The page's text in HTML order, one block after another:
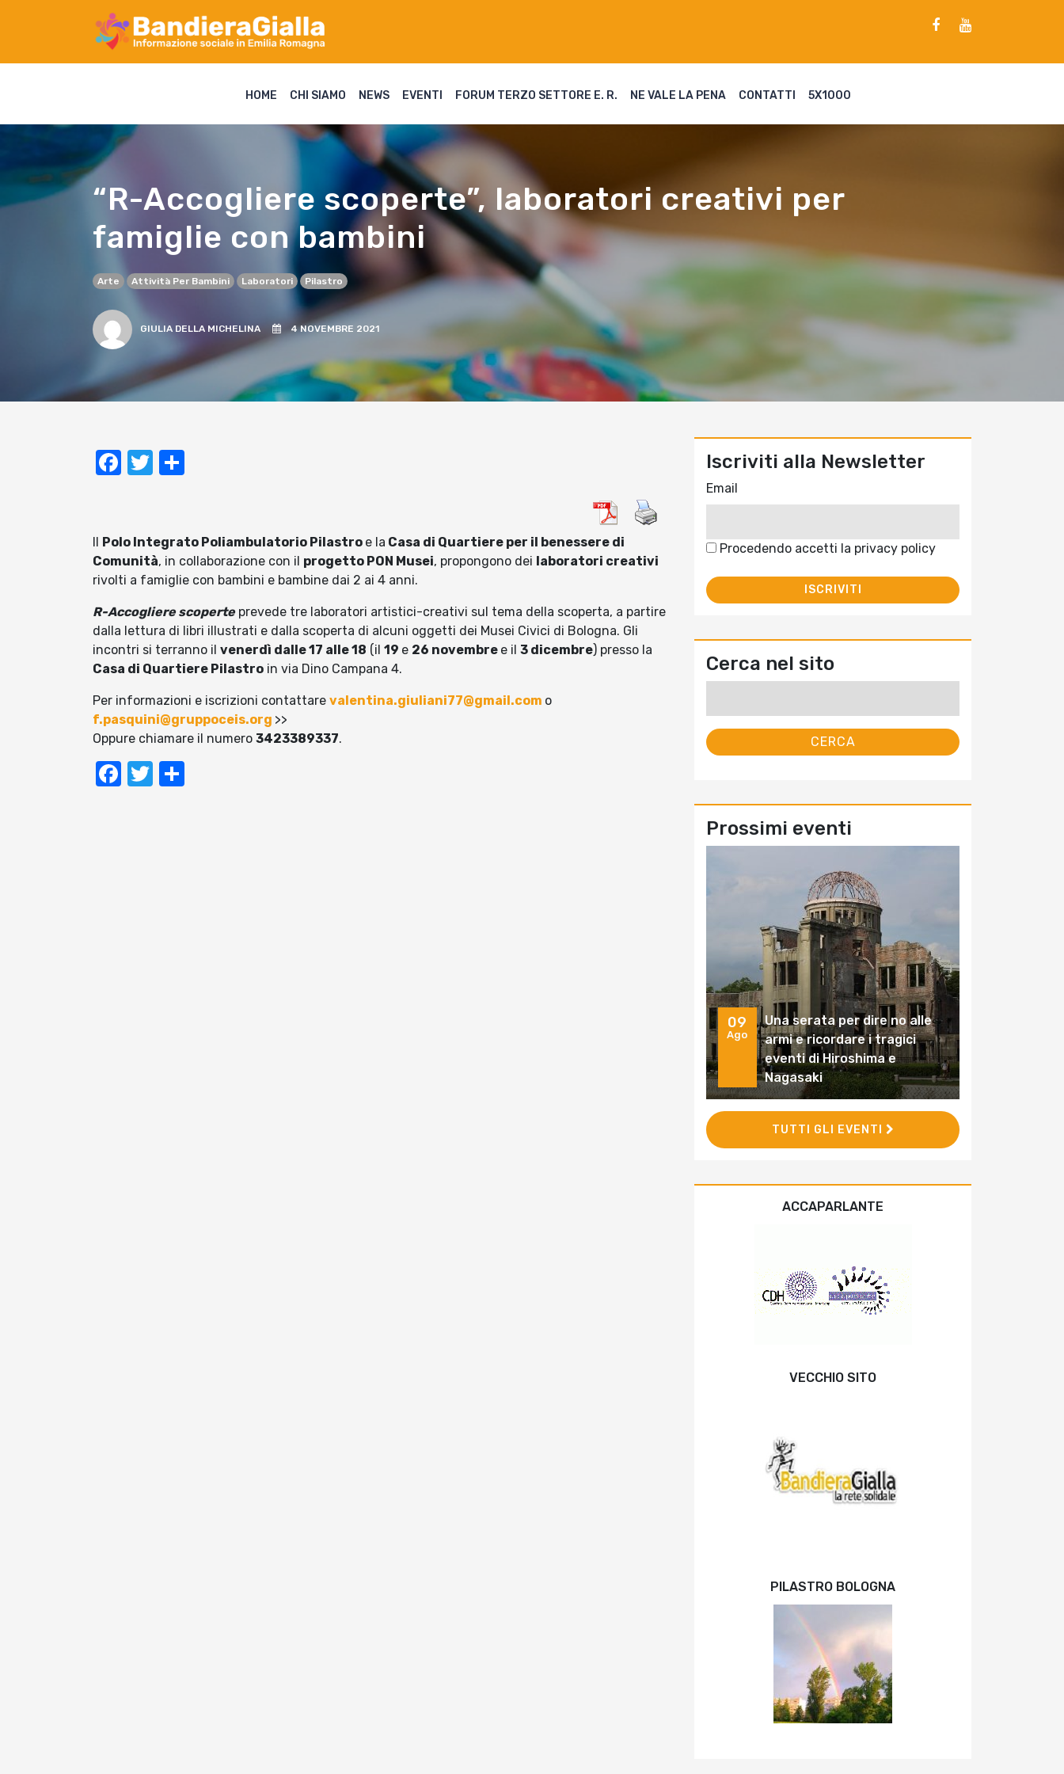
HOME CHI SIAMO NEWS EVENTI FORUM TERZO SETTORE E. R. NE VALE LA PENA CONTATTI 5X1000
“R-Accogliere scoperte”, laboratori creativi per
famiglie con bambini
Arte Attività Per Bambini Laboratori Pilastro
GIULIA DELLA MICHELINA 4 NOVEMBRE 2021
Facebook
Twitter
Polo Integrato Poliambulatorio Pilastro e la Casa di Quartiere per il benessere di
Comunità, in collaborazione con il progetto PON Musei, propongono dei laboratori creativi
rivolti a famiglie con bambini e bambine dai 2 ai 4 anni.
R-Accogliere scoperteprevede tre laboratori artistici-creativi sul tema della scoperta, a partire
dalla lettura di libri illustrati e dalla scoperta di alcuni oggetti dei Musei Civici di Bologna. Gli
incontri si terranno il venerdì dalle 17 alle 18 (il 19 e 26 novembre e il 3 dicembre) presso la
Casa di Quartiere Pilastro in via Dino Campana 4.
Per informazioni e iscrizioni contattare valentina.giuliani77@gmail.com o
f.pasquini@gruppoceis.org >>
Oppure chiamare il numero 3423389337.
Facebook
Twitter
Iscriviti alla Newsletter
Email
Procedendo accetti la privacy policy
Cerca nel sito
Prossimi eventi
09
Ago
Una serata per dire no alle
armi e ricordare i tragici
eventi di Hiroshima e
Nagasaki
TUTTI GLI EVENTI
ACCAPARLANTE
VECCHIO SITO
PILASTRO BOLOGNA